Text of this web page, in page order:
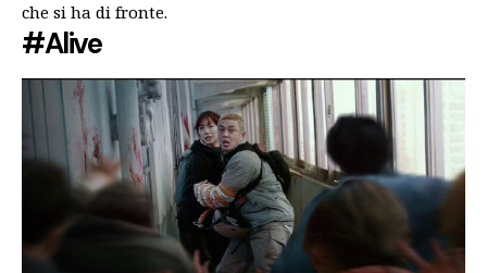
che si ha di fronte.
#Alive